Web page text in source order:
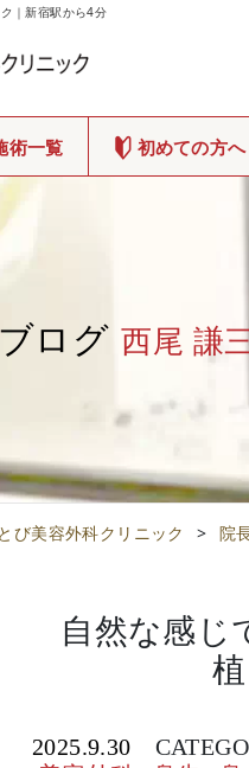
｜新宿駅から4分
術一覧 初めての方へ
ログ 西尾 謙
び美容外科クリニック > 院
自然な感じ
2025.9.30